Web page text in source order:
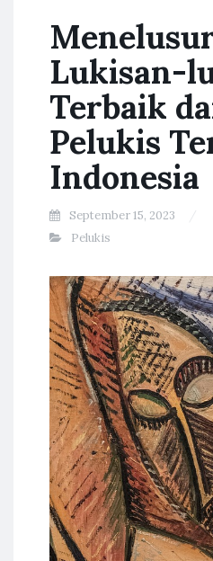
Lukisan-
Terbaik
Pelukis
Indonesia
September 15, 2023
Pelukis